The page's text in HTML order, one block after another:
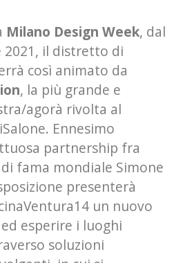
Milano Design Week, dal
2021, il distretto di
così animato da
, la più grande e
agorà rivolta al
Ennesimo
partnership fra
di fama mondiale Simone
presenterà
un nuovo
esperire i luoghi
soluzioni